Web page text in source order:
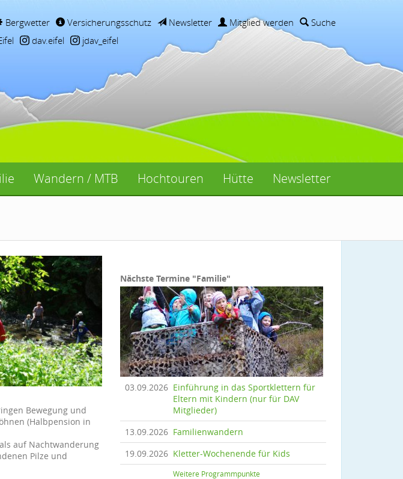
Bergwetter Versicherungsschutz Newsletter Mitglied werden
Suche
dav.eifel jdav_eifel
Wandern / MTB Hochtouren Hütte Newsletter
Bewegung und
(Halbpension in
auf Nachtwanderung
Pilze und
Nächste Termine "Familie"
03.09.2026 Einführung in das Sportklettern für
Eltern mit Kindern (nur für DAV
Mitglieder)
13.09.2026 Familienwandern
19.09.2026 Kletter-Wochenende für Kids
Weitere Programmpunkte